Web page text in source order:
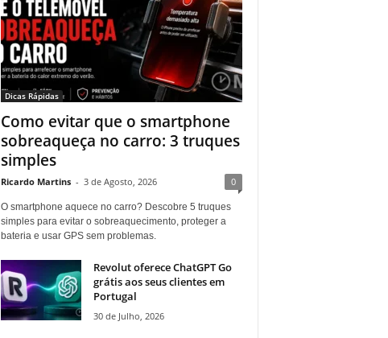
Dicas Rápidas
Como evitar que o smartphone
sobreaqueça no carro: 3 truques
simples
Ricardo Martins - 3 de Agosto, 2026 0
O smartphone aquece no carro? Descobre 5 truques
simples para evitar o sobreaquecimento, proteger a
bateria e usar GPS sem problemas.
Revolut oferece ChatGPT Go
grátis aos seus clientes em
Portugal
30 de Julho, 2026